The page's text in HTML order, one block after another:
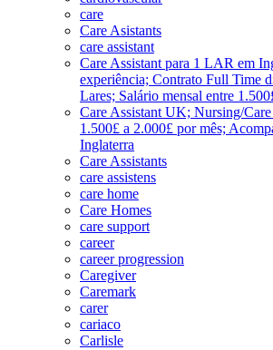
care
Care Asistants
care assistant
Care Assistant para 1 LAR em
experiência; Contrato Full Time
Lares; Salário mensal entre
Care Assistant UK; Nursing/
1.500£ a 2.000£ por mês;
Inglaterra
Care Assistants
care assistens
care home
Care Homes
care support
career
career progression
Caregiver
Caremark
carer
cariaco
Carlisle